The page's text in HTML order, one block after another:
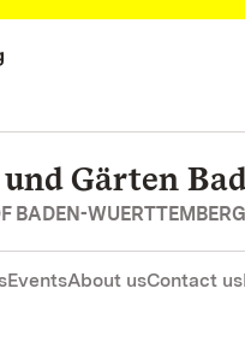
Gärten
BADEN-WUERTTEMBERG
EventsAbout usContact us